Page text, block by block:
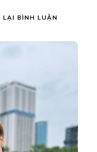
LẠI BÌNH LUẬN
CỦA
ĐÔI